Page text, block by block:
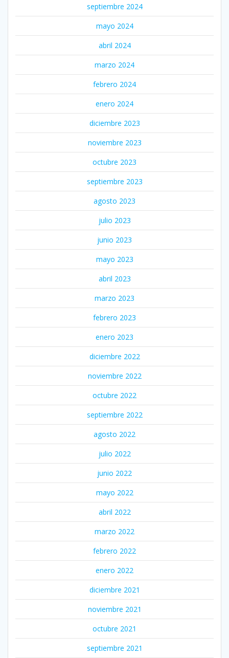
septiembre 2024
mayo 2024
abril 2024
marzo 2024
febrero 2024
enero 2024
diciembre 2023
noviembre 2023
octubre 2023
septiembre 2023
agosto 2023
julio 2023
junio 2023
mayo 2023
abril 2023
marzo 2023
febrero 2023
enero 2023
diciembre 2022
noviembre 2022
octubre 2022
septiembre 2022
agosto 2022
julio 2022
junio 2022
mayo 2022
abril 2022
marzo 2022
febrero 2022
enero 2022
diciembre 2021
noviembre 2021
octubre 2021
septiembre 2021